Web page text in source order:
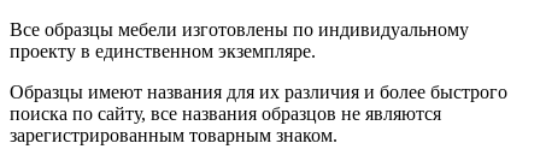
Все образцы мебели изготовлены по индивидуальному
проекту в единственном экземпляре.
Образцы имеют названия для их различия и более быстрого
поиска по сайту, все названия образцов не являются
зарегистрированным товарным знаком.